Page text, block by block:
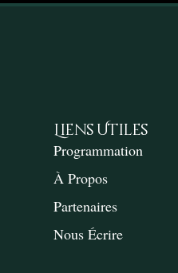
Liens Utiles
Programmation
À Propos
Partenaires
Nous Écrire